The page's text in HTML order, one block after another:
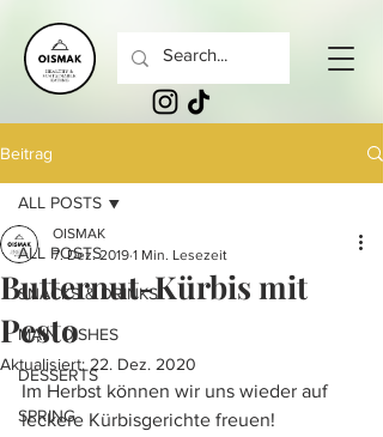
Beitrag
ALL POSTS
SNACKS & DRINKS
MAIN DISHES
DESSERTS
SPRING
ALL POSTS
Butternut-Kürbis mit
Pesto
OISMAK
7. Dez. 2019 1 Min. Lesezeit
Aktualisiert: 22. Dez. 2020
Im Herbst können wir uns wieder auf
leckere Kürbisgerichte freuen!